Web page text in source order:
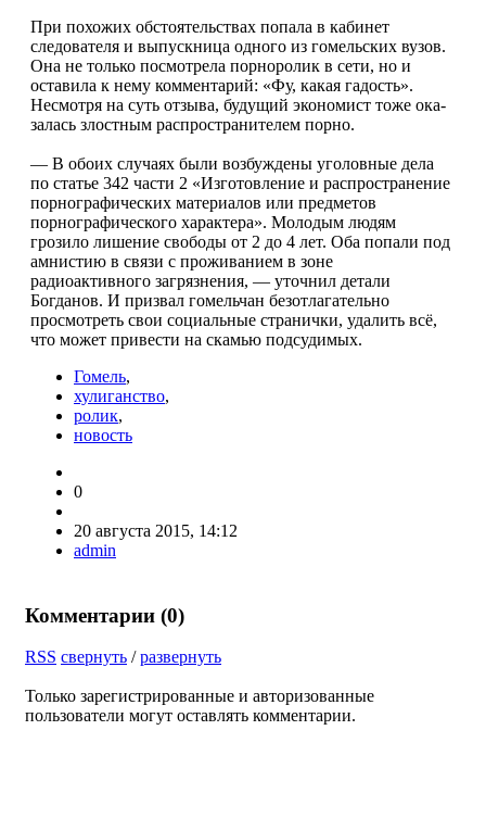
При похожих обстоятельствах попала в кабинет
следователя и выпускница одного из гомельских вузов.
Она не только посмотре­ла порноролик в сети, но и
остави­ла к нему комментарий: «Фу, какая гадость».
Несмотря на суть отзы­ва, будущий экономист тоже ока­
залась злостным распространите­лем порно.
— В обоих случаях были возбуж­дены уголовные дела
по статье 342 части 2 «Изготовление и распро­странение
порнографических мате­риалов или предметов
порнографи­ческого характера». Молодым лю­дям
грозило лишение свободы от 2 до 4 лет. Оба попали под
амни­стию в связи с проживанием в зо­не
радиоактивного загрязнения, — уточнил детали
Богданов. И призвал гомельчан безотлагатель­но
просмотреть свои социальные странички, удалить всё,
что может привести на скамью подсудимых.
Гомель,
хулиганство,
ролик,
новость
0
20 августа 2015, 14:12
admin
Комментарии (0)
RSS свернуть /развернуть
Только зарегистрированные и авторизованные
пользователи могут оставлять комментарии.